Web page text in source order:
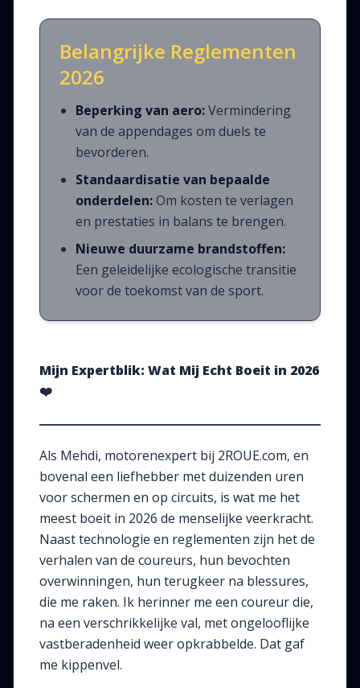
Belangrijke Reglementen
2026
Beperking van aero:Vermindering
van de appendages om duels te
bevorderen.
Standaardisatie van bepaalde
onderdelen:Om kosten te verlagen
en prestaties in balans te brengen.
Nieuwe duurzame brandstoffen:
Een geleidelijke ecologische transitie
voor de toekomst van de sport.
Mijn Expertblik: Wat Mij Echt Boeit in 2026
❤️
Als Mehdi, motorenexpert bij 2ROUE.com, en
bovenal een liefhebber met duizenden uren
voor schermen en op circuits, is wat me het
meest boeit in 2026 de menselijke veerkracht.
Naast technologie en reglementen zijn het de
verhalen van de coureurs, hun bevochten
overwinningen, hun terugkeer na blessures,
die me raken. Ik herinner me een coureur die,
na een verschrikkelijke val, met ongelooflijke
vastberadenheid weer opkrabbelde. Dat gaf
me kippenvel.